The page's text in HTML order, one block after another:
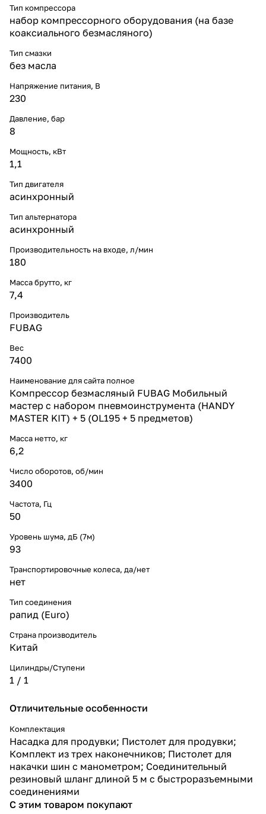
Тип компрессора
набор компрессорного оборудования (на базе
коаксиального безмасляного)
Тип смазки
без масла
Напряжение питания, В
230
Давление, бар
8
Мощность, кВт
1,1
Тип двигателя
асинхронный
Тип альтернатора
асинхронный
Производительность на входе, л/мин
180
Масса брутто, кг
7,4
Производитель
FUBAG
Вес
7400
Наименование для сайта полное
Компрессор безмасляный FUBAG Мобильный
мастер с набором пневмоинструмента (HANDY
MASTER KIT) + 5 (OL195 + 5 предметов)
Масса нетто, кг
6,2
Число оборотов, об/мин
3400
Частота, Гц
50
Уровень шума, дБ (7м)
93
Транспортировочные колеса, да/нет
нет
Тип соединения
рапид (Euro)
Страна производитель
Китай
Цилиндры/Ступени
1 / 1
Отличительные особенности
Комплектация
Насадка для продувки; Пистолет для продувки;
Комплект из трех наконечников; Пистолет для
накачки шин с манометром; Соединительный
резиновый шланг длиной 5 м с быстроразъемными
соединениями
С этим товаром покупают